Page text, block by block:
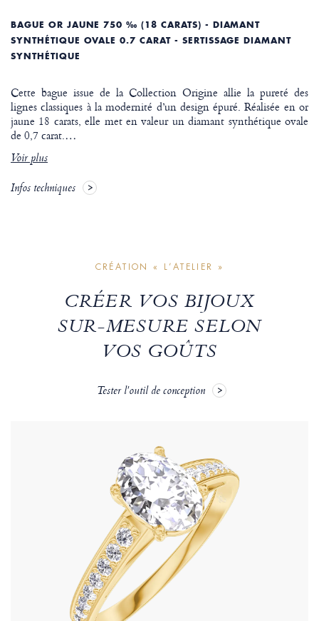
BAGUE OR JAUNE 750 ‰ (18 CARATS) - DIAMANT
SYNTHÉTIQUE OVALE 0.7 CARAT - SERTISSAGE DIAMANT
SYNTHÉTIQUE
Cette bague issue de la Collection Origine allie la pureté des
lignes classiques à la modernité d’un design épuré. Réalisée en or
jaune 18 carats, elle met en valeur un diamant synthétique ovale
de 0,7 carat.…
Voir plus
Infos techniques
CRÉATION « L’ATELIER »
CRÉER VOS BIJOUX
SUR-MESURE SELON
VOS GOÛTS
Tester l'outil de conception